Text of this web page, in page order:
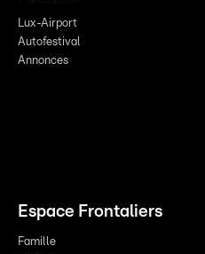
Lux-Airport
Autofestival
Annonces
Espace Frontaliers
Famille